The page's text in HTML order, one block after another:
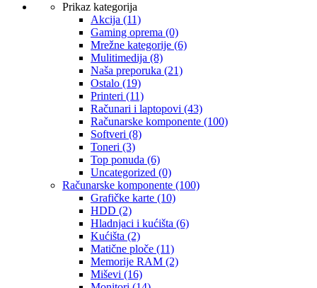
Prikaz kategorija
Akcija (11)
Gaming oprema (0)
Mrežne kategorije (6)
Mulitimedija (8)
Naša preporuka (21)
Ostalo (19)
Printeri (11)
Računari i laptopovi (43)
Računarske komponente (100)
Softveri (8)
Toneri (3)
Top ponuda (6)
Uncategorized (0)
Računarske komponente (100)
Grafičke karte (10)
HDD (2)
Hladnjaci i kućišta (6)
Kućišta (2)
Matične ploče (11)
Memorije RAM (2)
Miševi (16)